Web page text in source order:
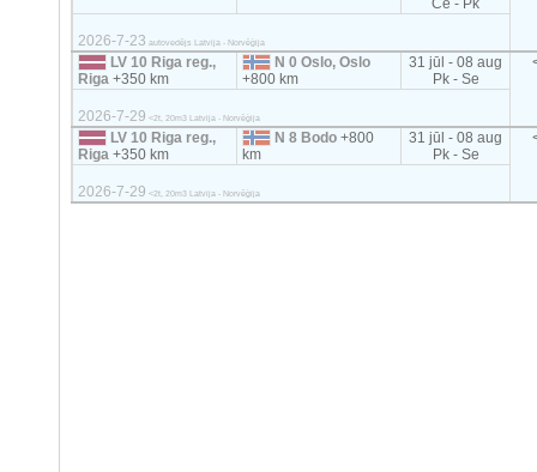
Ce - Pk
2026-7-23 autovedējs Latvija - Norvēģija
LV 10 Riga reg.,
Riga+350 km
N 0 Oslo, Oslo
+800 km
31 jūl - 08 aug
Pk - Se
2026-7-29 <2t, 20m3 Latvija - Norvēģija
LV 10 Riga reg.,
Riga+350 km
N 8 Bodo+800
km
31 jūl - 08 aug
Pk - Se
2026-7-29 <2t, 20m3 Latvija - Norvēģija